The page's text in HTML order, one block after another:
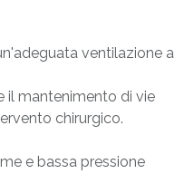
ventilazione a
il mantenimento di vie
chirurgico.
e bassa pressione